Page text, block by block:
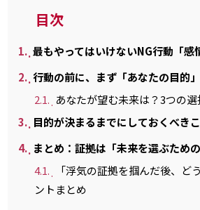
目次
1. 最もやってはいけないNG行動「感
2. 行動の前に、まず「あなたの目的
2.1. あなたが望む未来は？3つの選
3. 目的が決まるまでにしておくべき
4. まとめ：証拠は「未来を選ぶための
4.1.
「浮気の証拠を掴んだ後、ど
ントまとめ